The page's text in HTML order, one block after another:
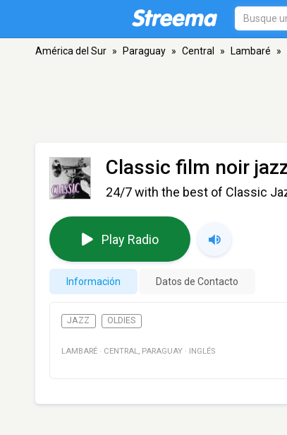
América del Sur » Paraguay » Central » Lambaré »
Classic film noir
24/7 with the best of Classic
Play Radio
Información Datos de Contacto
JAZZ OLDIES
LAMBARÉ · CENTRAL, PARAGUAY · INGLÉS